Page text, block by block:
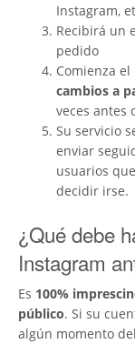
Instagram,
Recibirá un
pedido
Comienza
cambios a
veces antes
Su servicio
enviar
usuarios
decidir irse.
¿Qué debe
Instagram
Es 100%
público. Si su
algún momento